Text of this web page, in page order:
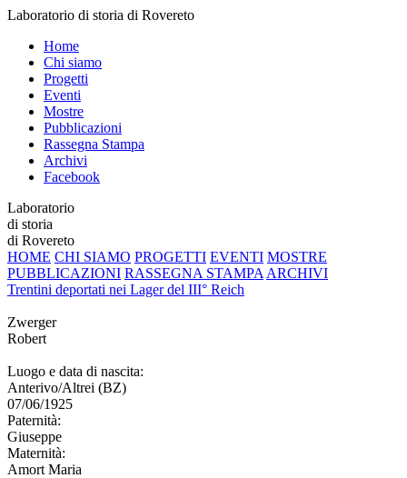
Laboratorio di storia di Rovereto
Home
Chi siamo
Progetti
Eventi
Mostre
Pubblicazioni
Rassegna Stampa
Archivi
Facebook
Laboratorio
di storia
di Rovereto
HOME CHI SIAMO PROGETTI EVENTI MOSTRE
PUBBLICAZIONI RASSEGNA STAMPA ARCHIVI
Trentini deportati nei Lager del III° Reich
Zwerger
Robert
Luogo e data di nascita:
Anterivo/Altrei (BZ)
07/06/1925
Paternità:
Giuseppe
Maternità:
Amort Maria